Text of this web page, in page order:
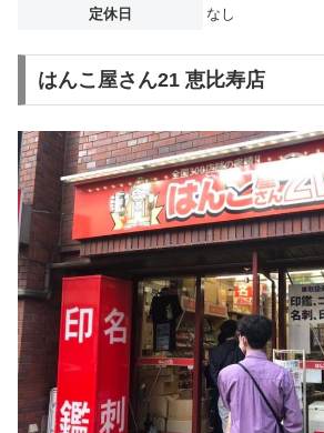
定休日 なし
はんこ屋さん21 恵比寿店